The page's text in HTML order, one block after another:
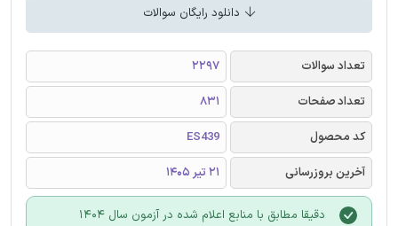
دانلود رایگان سوالات
تعداد سوالات
2297
تعداد صفحات
831
کد محصول
ES439
آخرین بروزرسانی
21 تیر 1405
دقیقا مطابق با منابع اعلام شده در آزمون سال 1404